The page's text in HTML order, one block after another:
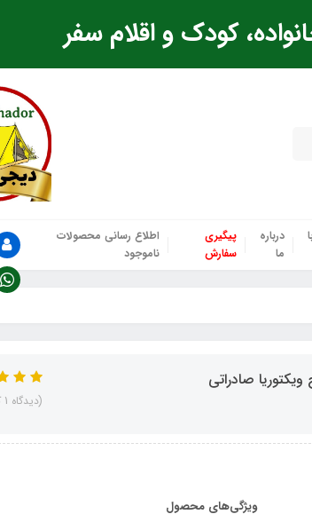
کودک و اقلام سفر
درباره
ما
پیگیری
سفارش
اطلاع رسانی محصولات
ناموجود
صادراتی
(دیدگاه 1 کاربر)
ویژگی‌های محصول